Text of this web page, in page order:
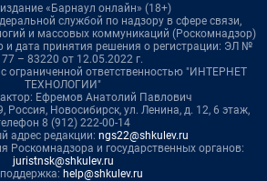
«Барнаул онлайн» (18+)
службой по надзору в сфере связи,
и массовых коммуникаций (Роскомнадзор)
и дата принятия решения о регистрации: ЭЛ №
– 83220 от 12.05.2022 г.
ограниченной ответственностью "ИНТЕРНЕТ
ТЕХНОЛОГИИ"
Ефремов Анатолий Павлович
Россия, Новосибирск, ул. Ленина, д. 12, 6 этаж,
8 (912) 222-00-14
адрес редакции: ngs22@shkulev.ru
Роскомнадзора и государственных органов:
juristnsk@shkulev.ru
help@shkulev.ru